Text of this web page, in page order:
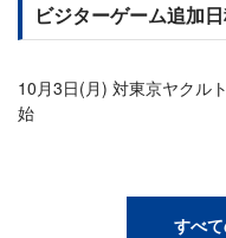
ビジターゲーム追加
10月3日(月) 対東京ヤクル
始
すべ